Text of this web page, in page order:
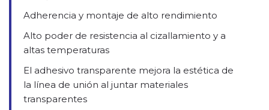
Adherencia y montaje de alto rendimiento
Alto poder de resistencia al cizallamiento y a
altas temperaturas
El adhesivo transparente mejora la estética de
la línea de unión al juntar materiales
transparentes